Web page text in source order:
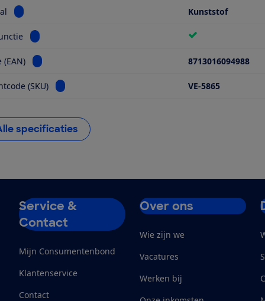
Bekijk informatie voor Materiaal Kunststof
Bekijk informatie voor Timer-functie
(EAN) Bekijk informatie voor Barcode (EAN) 8713016094988
(SKU) Bekijk informatie voor Fabrikantcode (SKU)
VE-5865
specificaties
Service &
Contact
Mijn Consumentenbond
Klantenservice
Contact
Over ons
Wie zijn we
Vacatures
Werken bij